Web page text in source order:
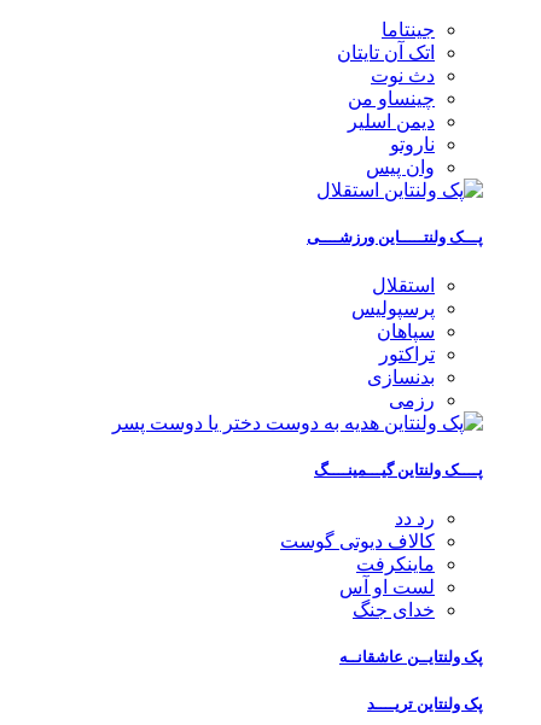
جینتاما
اتک آن تایتان
دث نوت
چینساو من
دیمن اسلیر
ناروتو
وان پیس
پـــک ولنتـــــاین ورزشــــی
استقلال
پرسپولیس
سپاهان
تراکتور
بدنسازی
رزمی
پــــک ولنتاین گیـــمینــــگ
رد دد
کالاف دیوتی گوست
ماینکرفت
لست او آس
خدای جنگ
پک ولنتایــن عاشقانــه
پک ولنتاین تریــــد